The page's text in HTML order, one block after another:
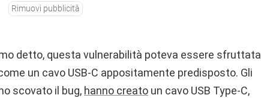
Rimuovi pubblicità
detto, questa vulnerabilità poteva essere sfruttata
un cavo USB-C appositamente predisposto. Gli
scovato il bug, hanno creato un cavo USB Type-C,